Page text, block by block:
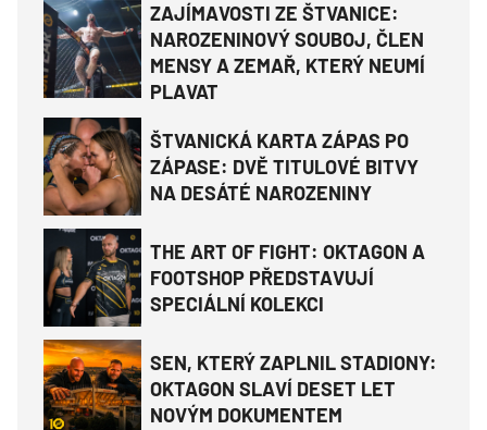
ZAJÍMAVOSTI ZE ŠTVANICE:
NAROZENINOVÝ SOUBOJ, ČLEN
MENSY A ZEMAŘ, KTERÝ NEUMÍ
PLAVAT
ŠTVANICKÁ KARTA ZÁPAS PO
ZÁPASE: DVĚ TITULOVÉ BITVY
NA DESÁTÉ NAROZENINY
THE ART OF FIGHT: OKTAGON A
FOOTSHOP PŘEDSTAVUJÍ
SPECIÁLNÍ KOLEKCI
SEN, KTERÝ ZAPLNIL STADIONY:
OKTAGON SLAVÍ DESET LET
NOVÝM DOKUMENTEM